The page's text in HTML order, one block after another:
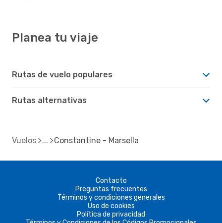
Planea tu viaje
Rutas de vuelo populares
Rutas alternativas
Vuelos Constantine - Marsella
Contacto
Preguntas frecuentes
Términos y condiciones generales
Uso de cookies
Política de privacidad